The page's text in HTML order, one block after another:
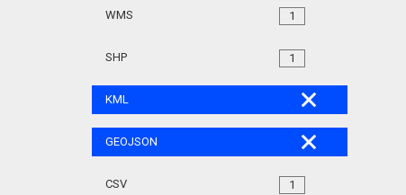
1
WMS
1
SHP
KML
GEOJSON
1
CSV